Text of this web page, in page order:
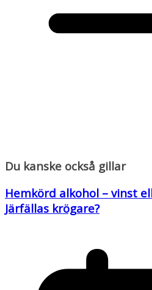
Du kanske också gillar
Hemkörd alkohol – vinst
Järfällas krögare?